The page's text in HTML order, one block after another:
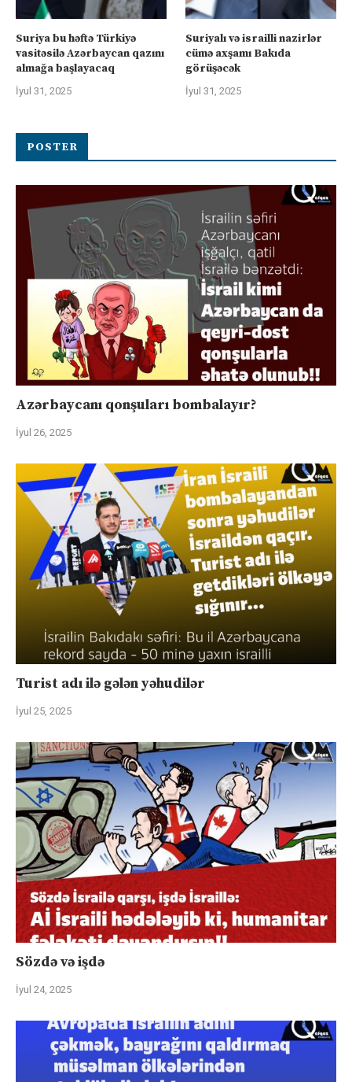
Suriya bu həftə Türkiyə
vasitəsilə Azərbaycan qazını
almağa başlayacaq
İyul 31, 2025
Suriyalı və israilli nazirlər
cümə axşamı Bakıda
görüşəcək
İyul 31, 2025
POSTER
Azərbaycanı qonşuları bombalayır?
İyul 26, 2025
Turist adı ilə gələn yəhudilər
İyul 25, 2025
Sözdə və işdə
İyul 24, 2025